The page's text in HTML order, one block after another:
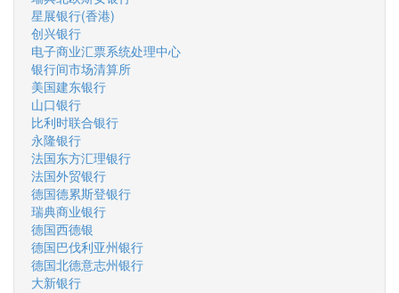
星展银行(香港)
创兴银行
电子商业汇票系统处理中心
银行间市场清算所
美国建东银行
山口银行
比利时联合银行
永隆银行
法国东方汇理银行
法国外贸银行
德国德累斯登银行
瑞典商业银行
德国西德银
德国巴伐利亚州银行
德国北德意志州银行
大新银行